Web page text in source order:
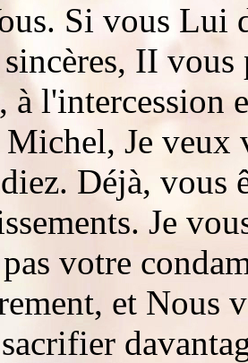
Si vous Lui
sincères, II
à l'intercession
Michel, Je veux
Déjà, vous
Je
votre
et Nous